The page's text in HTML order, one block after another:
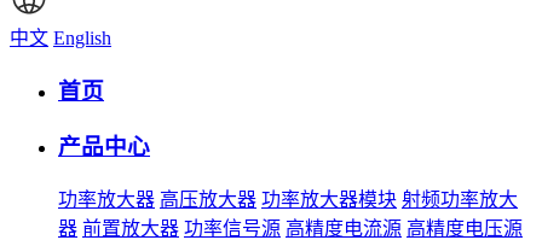
中文 English
首页
产品中心
功率放大器 高压放大器 功率放大器模块 射频功率放大
器 前置放大器 功率信号源 高精度电流源 高精度电压源